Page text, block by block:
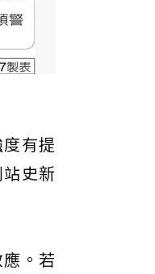
有提
史新
。若